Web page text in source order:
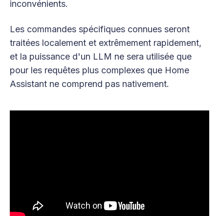
inconvénients.
Les commandes spécifiques connues seront
traitées localement et extrêmement rapidement,
et la puissance d'un LLM ne sera utilisée que
pour les requêtes plus complexes que Home
Assistant ne comprend pas nativement.